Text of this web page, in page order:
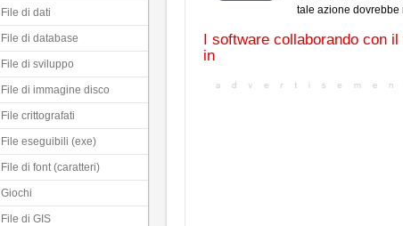
File di dati
File di database
File di sviluppo
File di immagine disco
File crittografati
File eseguibili (exe)
File di font (caratteri)
Giochi
File di GIS
tale azione dovrebbe
I software collaborando con
in